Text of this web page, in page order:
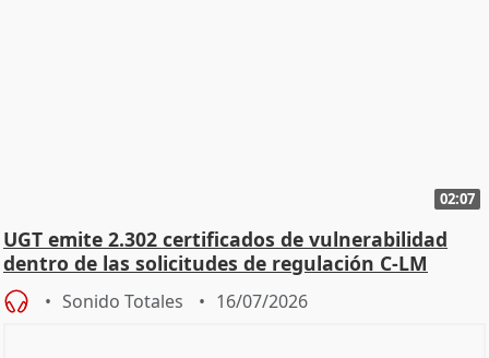
02:07
UGT emite 2.302 certificados de vulnerabilidad
dentro de las solicitudes de regulación C-LM
Sonido Totales 16/07/2026